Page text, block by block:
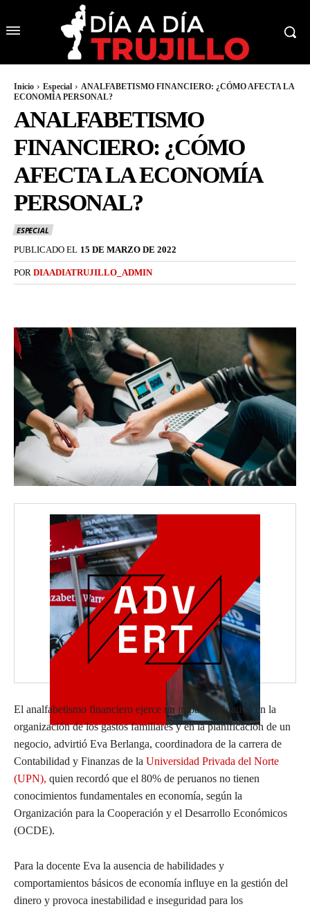
Inicio Especial
ANALFABETISMO FINANCIERO: ¿CÓMO AFECTA LA
ECONOMÍA PERSONAL?
ANALFABETISMO
FINANCIERO: ¿CÓMO
AFECTA LA ECONOMÍA
PERSONAL?
ESPECIAL
PUBLICADO EL 15 DE MARZO DE 2022
POR DIAADIATRUJILLO_ADMIN
El analfabetismo financiero ejerce un impacto negativo en la
organización de los gastos familiares y en la planificación de un
negocio, advirtió Eva Berlanga, coordinadora de la carrera de
Contabilidad y Finanzas de la Universidad Privada del Norte
(UPN), quien recordó que el 80% de peruanos no tienen
conocimientos fundamentales en economía, según la
Organización para la Cooperación y el Desarrollo Económicos
(OCDE).
Para la docente Eva la ausencia de habilidades y
comportamientos básicos de economía influye en la gestión del
dinero y provoca inestabilidad e inseguridad para los